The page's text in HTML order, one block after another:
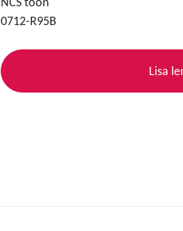
0712-R95B
Lisa